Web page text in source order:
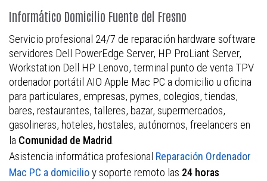
Informático Domicilio Fuente del Fresno
Servicio profesional 24/7 de reparación hardware software
servidores Dell PowerEdge Server, HP ProLiant Server,
Workstation Dell HP Lenovo, terminal punto de venta TPV
ordenador portátil AIO Apple Mac PC a domicilio u oficina
para particulares, empresas, pymes, colegios, tiendas,
bares, restaurantes, talleres, bazar, supermercados,
gasolineras, hoteles, hostales, autónomos, freelancers en
la Comunidad de Madrid.
Asistencia informática profesional Reparación Ordenador
Mac PC a domicilioy soporte remoto las 24 horas